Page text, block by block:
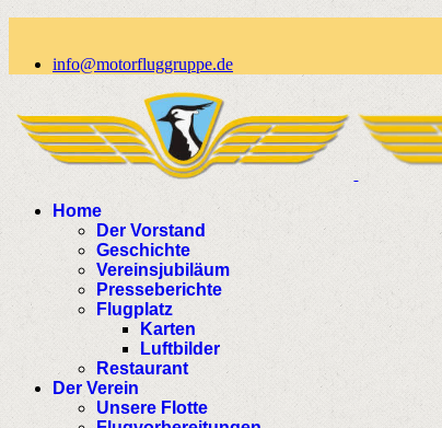
info@motorfluggruppe.de
Home
Der Vorstand
Geschichte
Vereinsjubiläum
Presseberichte
Flugplatz
Karten
Luftbilder
Restaurant
Der Verein
Unsere Flotte